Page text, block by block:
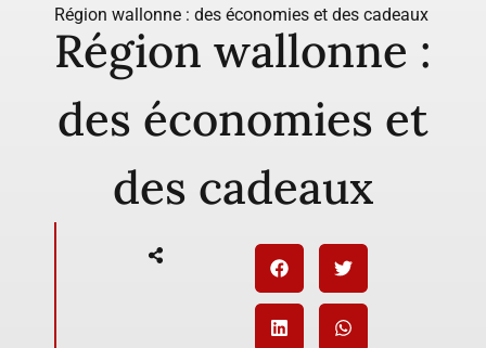
Région wallonne : des économies et des cadeaux
Région wallonne :
des économies et
des cadeaux